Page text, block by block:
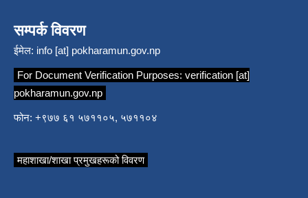
सम्पर्क विवरण
ईमेल: info [at] pokharamun.gov.np
For Document Verification Purposes: verification [at]
pokharamun.gov.np
फोन: +९७७ ६१ ५७११०५, ५७११०४
महाशाखा/शाखा प्रमुखहरूको विवरण